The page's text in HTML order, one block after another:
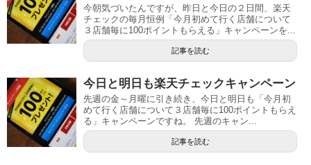
今朝気づいたんですが、昨日と今日の２日間、楽天
チェックの毎月恒例「今月初めて行く店舗について
３店舗毎に100ポイントもらえる」キャンペーンを...
記事を読む
今日と明日も楽天チェックキャンペーン
先週の金～月曜に引き続き、今日と明日も「今月初
めて行く店舗について３店舗毎に100ポイントもらえ
る」キャンペーンですね。 先週のキャン...
記事を読む